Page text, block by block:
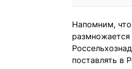
Напомним,
поставлять в